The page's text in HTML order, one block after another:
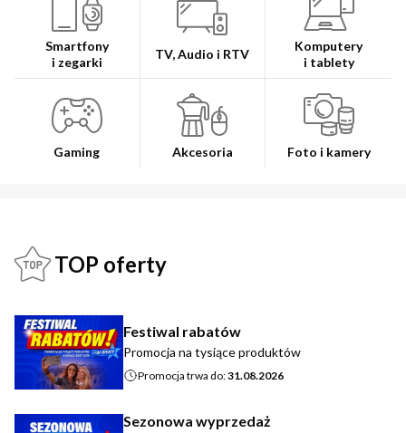
Smartfony
i zegarki
TV, Audio i RTV
Komputery
i tablety
Gaming Akcesoria Foto i kamery
TOP oferty
Festiwal rabatów
Promocja na tysiące produktów
Promocja trwa do:31.08.2026
Sezonowa wyprzedaż